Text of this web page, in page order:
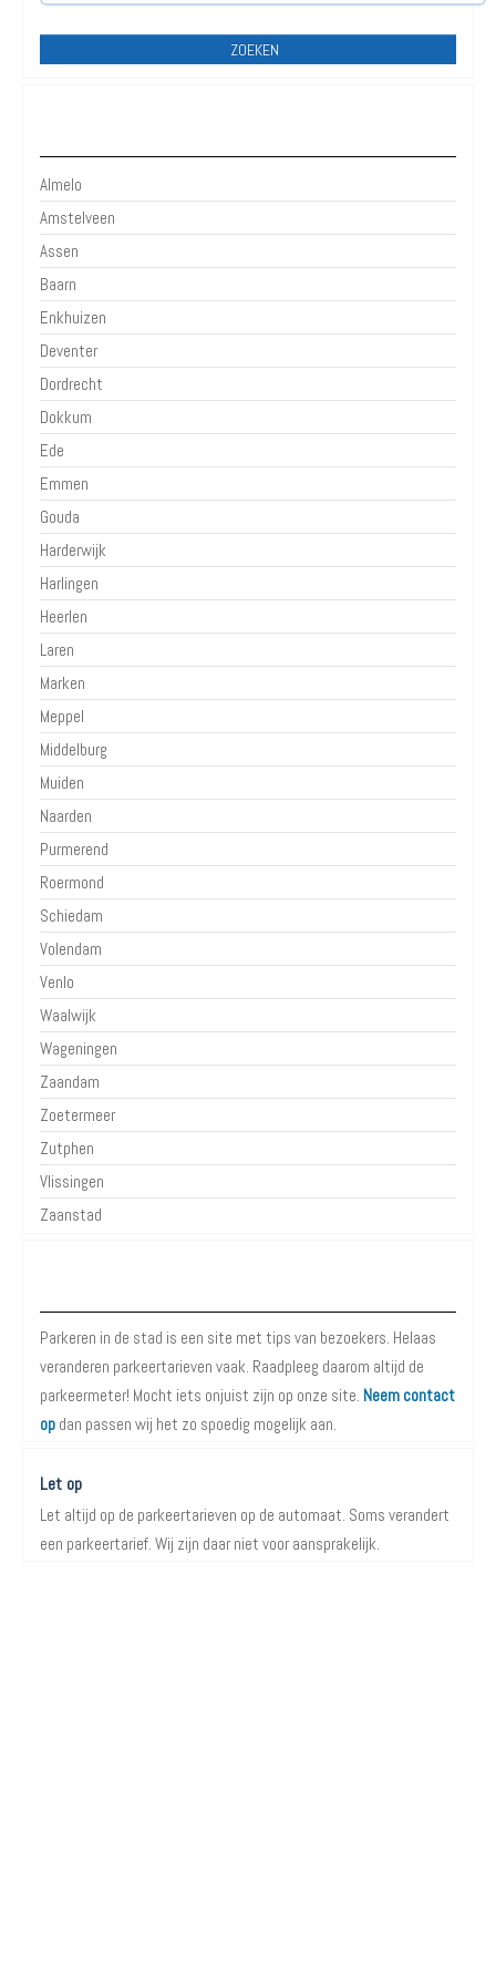
ZOEKEN
Almelo
Amstelveen
Assen
Baarn
Enkhuizen
Deventer
Dordrecht
Dokkum
Ede
Emmen
Gouda
Harderwijk
Harlingen
Heerlen
Laren
Marken
Meppel
Middelburg
Muiden
Naarden
Purmerend
Roermond
Schiedam
Volendam
Venlo
Waalwijk
Wageningen
Zaandam
Zoetermeer
Zutphen
Vlissingen
Zaanstad
Parkeren in de stad is een site met tips van bezoekers. Helaas
veranderen parkeertarieven vaak. Raadpleeg daarom altijd de
parkeermeter! Mocht iets onjuist zijn op onze site. Neem contact
op dan passen wij het zo spoedig mogelijk aan.
Let op
Let altijd op de parkeertarieven op de automaat. Soms verandert
een parkeertarief. Wij zijn daar niet voor aansprakelijk.